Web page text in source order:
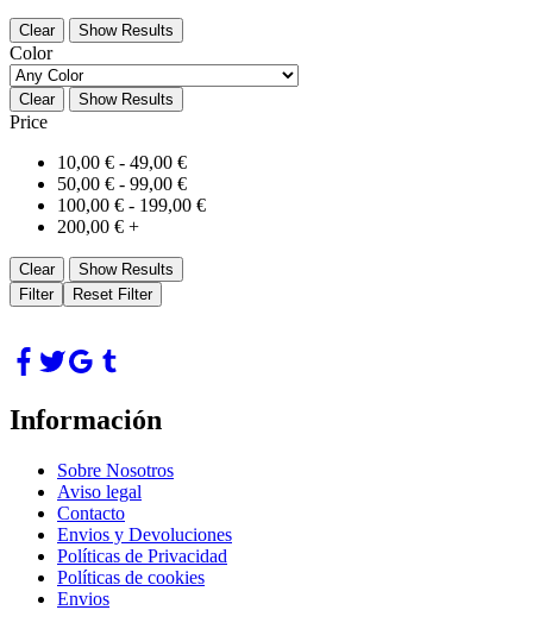
Clear Show Results
Color
Clear Show Results
Price
10,00 € - 49,00 €
50,00 € - 99,00 €
100,00 € - 199,00 €
200,00 € +
Clear
Show Results
Filter
Reset Filter
Información
Sobre Nosotros
Aviso legal
Contacto
Envios y Devoluciones
Políticas de Privacidad
Políticas de cookies
Envios